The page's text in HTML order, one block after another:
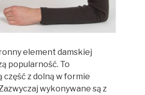
element damskiej
popularność. To
z dolną w formie
wykonywane są z